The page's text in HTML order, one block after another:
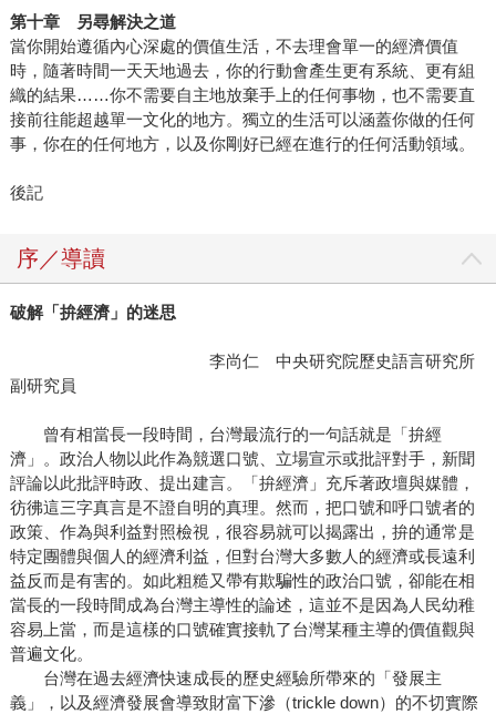
第十章 另尋解決之道
當你開始遵循內心深處的價值生活，不去理會單一的經濟價值
時，隨著時間一天天地過去，你的行動會產生更有系統、更有組
織的結果……你不需要自主地放棄手上的任何事物，也不需要直
接前往能超越單一文化的地方。獨立的生活可以涵蓋你做的任何
事，你在的任何地方，以及你剛好已經在進行的任何活動領域。
後記
序／導讀
破解「拚經濟」的迷思
李尚仁 中央研究院歷史語言研究所
副研究員
曾有相當長一段時間，台灣最流行的一句話就是「拚經
濟」。政治人物以此作為競選口號、立場宣示或批評對手，新聞
評論以此批評時政、提出建言。「拚經濟」充斥著政壇與媒體，
彷彿這三字真言是不證自明的真理。然而，把口號和呼口號者的
政策、作為與利益對照檢視，很容易就可以揭露出，拚的通常是
特定團體與個人的經濟利益，但對台灣大多數人的經濟或長遠利
益反而是有害的。如此粗糙又帶有欺騙性的政治口號，卻能在相
當長的一段時間成為台灣主導性的論述，這並不是因為人民幼稚
容易上當，而是這樣的口號確實接軌了台灣某種主導的價值觀與
普遍文化。
台灣在過去經濟快速成長的歷史經驗所帶來的「發展主
義」，以及經濟發展會導致財富下滲（trickle down）的不切實際